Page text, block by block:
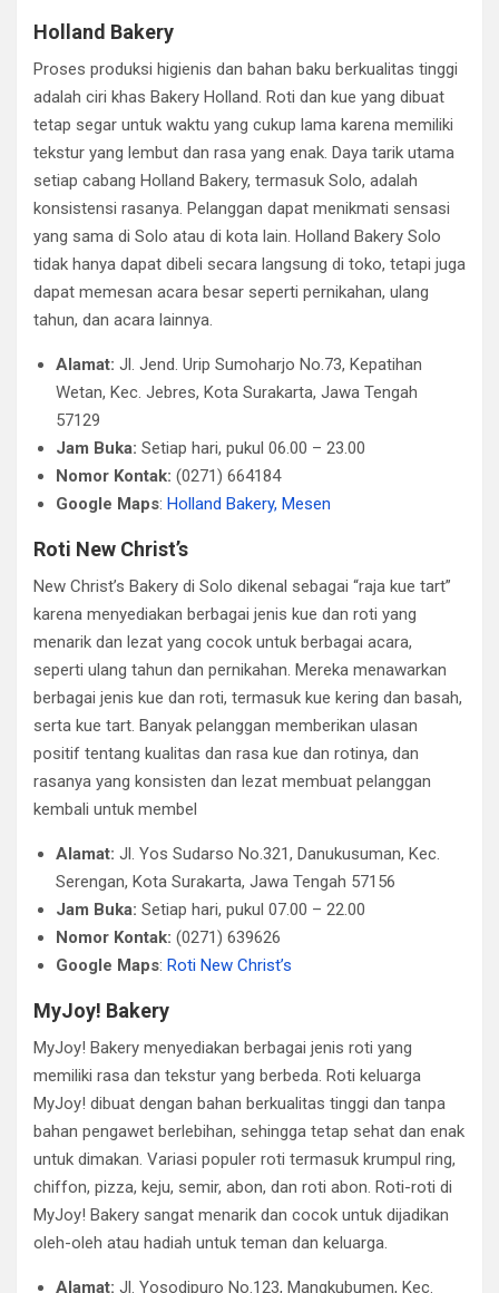
Holland Bakery
Proses produksi higienis dan bahan baku berkualitas tinggi
adalah ciri khas Bakery Holland. Roti dan kue yang dibuat
tetap segar untuk waktu yang cukup lama karena memiliki
tekstur yang lembut dan rasa yang enak. Daya tarik utama
setiap cabang Holland Bakery, termasuk Solo, adalah
konsistensi rasanya. Pelanggan dapat menikmati sensasi
yang sama di Solo atau di kota lain. Holland Bakery Solo
tidak hanya dapat dibeli secara langsung di toko, tetapi juga
dapat memesan acara besar seperti pernikahan, ulang
tahun, dan acara lainnya.
Alamat: Jl. Jend. Urip Sumoharjo No.73, Kepatihan
Wetan, Kec. Jebres, Kota Surakarta, Jawa Tengah
57129
Jam Buka: Setiap hari, pukul 06.00 – 23.00
Nomor Kontak: (0271) 664184
Google Maps: Holland Bakery, Mesen
Roti New Christ’s
New Christ’s Bakery di Solo dikenal sebagai “raja kue tart”
karena menyediakan berbagai jenis kue dan roti yang
menarik dan lezat yang cocok untuk berbagai acara,
seperti ulang tahun dan pernikahan. Mereka menawarkan
berbagai jenis kue dan roti, termasuk kue kering dan basah,
serta kue tart. Banyak pelanggan memberikan ulasan
positif tentang kualitas dan rasa kue dan rotinya, dan
rasanya yang konsisten dan lezat membuat pelanggan
kembali untuk membel
Alamat: Jl. Yos Sudarso No.321, Danukusuman, Kec.
Serengan, Kota Surakarta, Jawa Tengah 57156
Jam Buka: Setiap hari, pukul 07.00 – 22.00
Nomor Kontak: (0271) 639626
Google Maps: Roti New Christ’s
MyJoy! Bakery
MyJoy! Bakery menyediakan berbagai jenis roti yang
memiliki rasa dan tekstur yang berbeda. Roti keluarga
MyJoy! dibuat dengan bahan berkualitas tinggi dan tanpa
bahan pengawet berlebihan, sehingga tetap sehat dan enak
untuk dimakan. Variasi populer roti termasuk krumpul ring,
chiffon, pizza, keju, semir, abon, dan roti abon. Roti-roti di
MyJoy! Bakery sangat menarik dan cocok untuk dijadikan
oleh-oleh atau hadiah untuk teman dan keluarga.
Alamat: Jl. Yosodipuro No.123, Mangkubumen, Kec.